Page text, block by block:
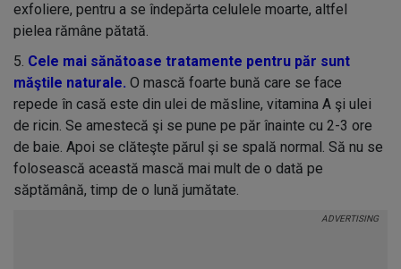
exfoliere, pentru a se îndepărta celulele moarte, altfel
pielea rămâne pătată.
5. Cele mai sănătoase tratamente pentru păr sunt
măştile naturale. O mască foarte bună care se face
repede în casă este din ulei de măsline, vitamina A şi ulei
de ricin. Se amestecă şi se pune pe păr înainte cu 2-3 ore
de baie. Apoi se clăteşte părul şi se spală normal. Să nu se
folosească această mască mai mult de o dată pe
săptămână, timp de o lună jumătate.